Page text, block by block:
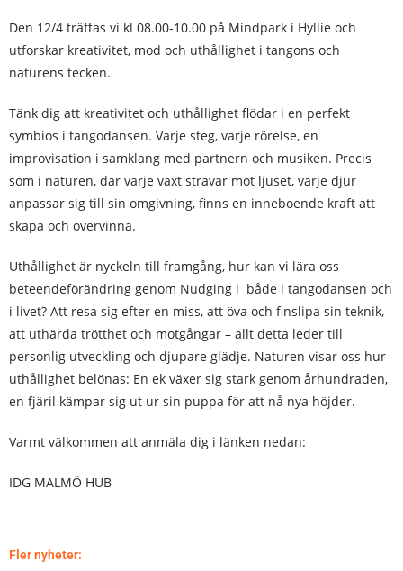
Den 12/4 träffas vi kl 08.00-10.00 på Mindpark i Hyllie och
utforskar kreativitet, mod och uthållighet i tangons och
naturens tecken.
Tänk dig att kreativitet och uthållighet flödar i en perfekt
symbios i tangodansen. Varje steg, varje rörelse, en
improvisation i samklang med partnern och musiken. Precis
som i naturen, där varje växt strävar mot ljuset, varje djur
anpassar sig till sin omgivning, finns en inneboende kraft att
skapa och övervinna.
Uthållighet är nyckeln till framgång, hur kan vi lära oss
beteendeförändring genom Nudging i både i tangodansen och
i livet? Att resa sig efter en miss, att öva och finslipa sin teknik,
att uthärda trötthet och motgångar – allt detta leder till
personlig utveckling och djupare glädje. Naturen visar oss hur
uthållighet belönas: En ek växer sig stark genom århundraden,
en fjäril kämpar sig ut ur sin puppa för att nå nya höjder.
Varmt välkommen att anmäla dig i länken nedan:
IDG MALMÖ HUB
Fler nyheter: